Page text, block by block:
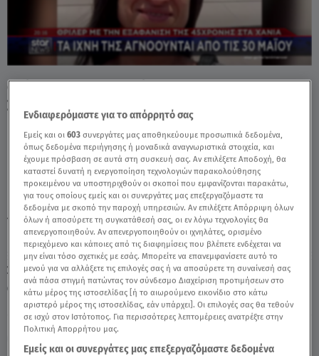
Σάββατο 8 Αυγούστου 2026
15.06.26, 22:50
ΕΛΛΑΔΑ
Πηγή: Δελτίο Ειδήσεων STAR
Θρίλερ Με Την Εξαφάνιση 45χρονης
Σταυρούλας Στα Χανιά - Video
TAGS: ΧΑΝΙΑ ΕΞΑΦΑΝΙΣΗ ΔΕΛΤΙΟ ΕΙΔΗΣΕΩΝ STAR
Ενδιαφερόμαστε για το απόρρητό σας
Εμείς και οι603 συνεργάτες μας αποθηκεύουμε προσωπικά δεδομένα,
όπως δεδομένα περιήγησης ή μοναδικά αναγνωριστικά στοιχεία, και
έχουμε πρόσβαση σε αυτά στη συσκευή σας. Αν επιλέξετε Αποδοχή, θα
καταστεί δυνατή η ενεργοποίηση τεχνολογιών παρακολούθησης
προκειμένου να υποστηριχθούν οι σκοποί που εμφανίζονται παρακάτω,
για τους οποίους εμείς και οι συνεργάτες μας επεξεργαζόμαστε τα
δεδομένα με σκοπό την παροχή υπηρεσιών. Αν επιλέξετε Απόρριψη όλων
όλων ή αποσύρετε τη συγκατάθεσή σας, οι εν λόγω τεχνολογίες θα
απενεργοποιηθούν. Αν απενεργοποιηθούν οι ιχνηλάτες, ορισμένο
περιεχόμενο και κάποιες από τις διαφημίσεις που βλέπετε ενδέχεται να
μην είναι τόσο σχετικές με εσάς. Μπορείτε να επανεμφανίσετε αυτό το
μενού για να αλλάξετε τις επιλογές σας ή να αποσύρετε τη συναίνεσή σας
ανά πάσα στιγμή πατώντας τον σύνδεσμο Διαχείριση προτιμήσεων στο
κάτω μέρος της ιστοσελίδας [ή το αιωρούμενο εικονίδιο στο κάτω
αριστερό μέρος της ιστοσελίδας, εάν υπάρχει]. Οι επιλογές σας θα τεθούν
σε ισχύ στον Ιστότοπος. Για περισσότερες λεπτομέρειες ανατρέξτε στην
Πολιτική Απορρήτου μας.
Εμείς και οι συνεργάτες μας επεξεργαζόμαστε δεδομένα